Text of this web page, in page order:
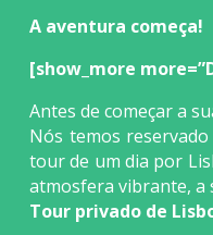
A aventura começa!
[show_more
Antes de começar a
Nós temos
tour de um dia por
atmosfera vibrante, a
Tour privado de